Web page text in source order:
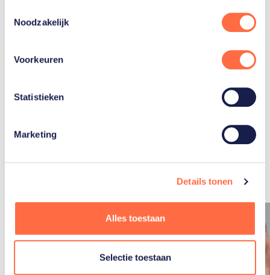
Noodzakelijk
Voorkeuren
Statistieken
Marketing
Details tonen
Alles toestaan
Selectie toestaan
Gerelateerde
artikelen
Toon alle